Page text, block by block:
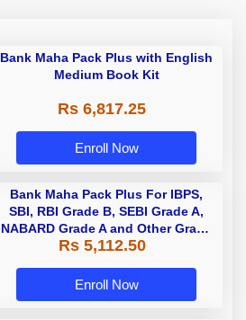
Bank Maha Pack Plus with English
Medium Book Kit
Rs 6,817.25
Enroll Now
Bank Maha Pack Plus For IBPS,
SBI, RBI Grade B, SEBI Grade A,
NABARD Grade A and Other Grade
A & Grade B Bank Exams
Rs 5,112.50
Enroll Now